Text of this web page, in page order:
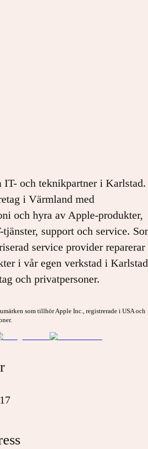
och teknikpartner i Karlstad.
i Värmland med
och hyra av Apple-produkter,
support och service.
service provider
i vår egen verkstad i
och privatpersoner.
som tillhör Apple Inc., registrerade i USA och